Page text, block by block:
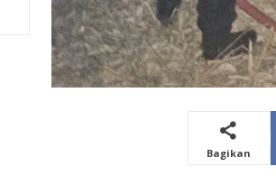
Bagikan